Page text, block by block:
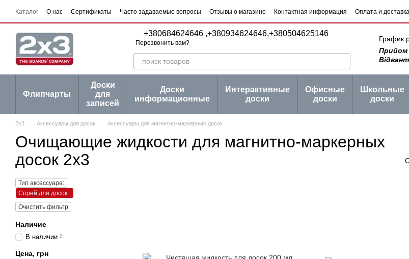
Перейти к основному контенту
Каталог О нас Сертификаты Часто задаваемые вопросы Отзывы о магазине Контактная информация Оплата и доставка
Пользовательское соглашение
Договор публичной оферты Серии товаров Блог
+380684624646 ,+380934624646,+380504625146
Перезвонить вам?
График
Прийом
Флипчарты
Доски
для
записей
Доски
информационные
Интерактивные
доски
Офисные
доски
Школьные
доски
2х3 Аксессуары для досок Аксессуары для магнитно-маркерных досок
Очищающие жидкости для магнитно-маркерных
досок 2х3
Тип аксессуара:
Спрей для досок
Очистить фильтр
Наличие
В наличии 2
Цена, грн